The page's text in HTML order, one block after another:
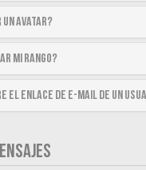
un avatar?
mi rango?
el enlace de e-mail de un